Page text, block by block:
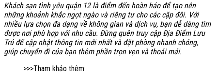
Khách sạn tình yêu quận 12 là điểm đến hoàn hảo để tạo nên
những khoảnh khắc ngọt ngào và riêng tư cho các cặp đôi. Với
nhiều lựa chọn đa dạng về không gian và dịch vụ, bạn dễ dàng tìm
được nơi phù hợp với nhu cầu. Đừng quên truy cập Địa Điểm Lưu
Trú để cập nhật thông tin mới nhất và đặt phòng nhanh chóng,
giúp chuyến đi của bạn thêm phần trọn vẹn và thoải mái.
>>>Tham khảo thêm: